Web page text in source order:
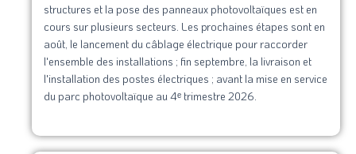
structures et la pose des panneaux photovoltaïques est en
cours sur plusieurs secteurs. Les prochaines étapes sont en
août, le lancement du câblage électrique pour raccorder
l'ensemble des installations ; fin septembre, la livraison et
l'installation des postes électriques ; avant la mise en service
du parc photovoltaïque au 4ᵉ trimestre 2026.